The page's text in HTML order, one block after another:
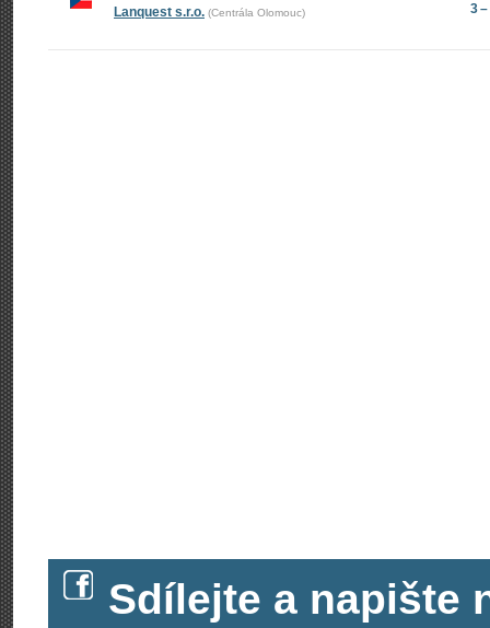
Lanquest s.r.o. (Centrála Olomouc) 3
Sdílejte a napište